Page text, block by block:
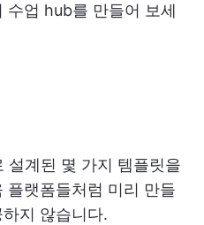
수업 hub를 만들어 보세
설계된 몇 가지 템플릿을
플랫폼들처럼 미리 만들
지 않습니다.